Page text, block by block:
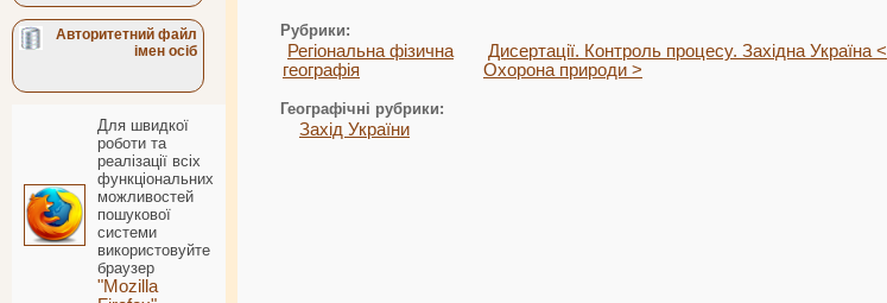
Авторитетний файл
імен осіб
Для швидкої
роботи та
реалізації всіх
функціональних
можливостей
пошукової
системи
використовуйте
браузер
"Mozilla
Рубрики:
Регіональна фізична
географія
Дисертації. Контроль процесу. Західна Україна <
Охорона природи >
Географічні рубрики:
Захід України